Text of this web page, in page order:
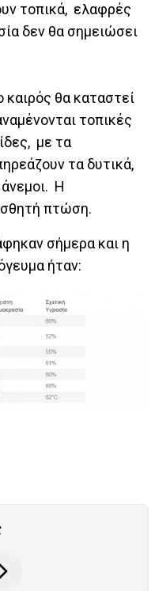
τοπικά, ελαφρές
δεν θα σημειώσει
καιρός θα καταστεί
τοπικές
με τα
τα δυτικά,
άνεμοι. Η
πτώση.
σήμερα και η
ήταν: